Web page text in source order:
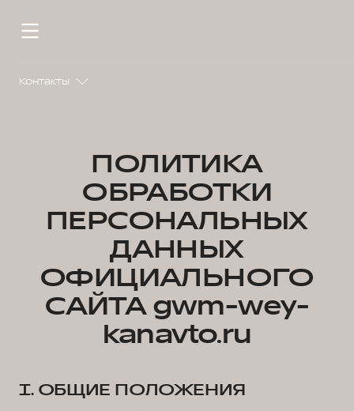
Контакты
ПОЛИТИКА
ОБРАБОТКИ
ПЕРСОНАЛЬНЫХ
ДАННЫХ
ОФИЦИАЛЬНОГО
САЙТА gwm-wey-
kanavto.ru
I. ОБЩИЕ ПОЛОЖЕНИЯ